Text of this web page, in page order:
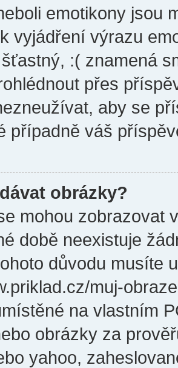
emotikony jsou
vyjádření výrazu
:( znamená
přes
aby se
případně váš
obrázky?
mohou zobrazovat
době neexistuje
důvodu musíte
muj-
na vlastním
obrázky za
yahoo,